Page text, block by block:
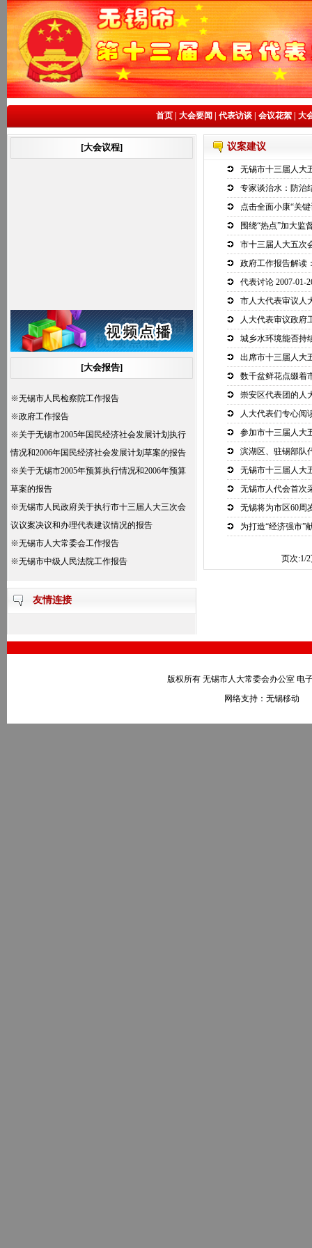
首页 大会要闻 代表访谈 会议花絮 大
[大会议程]
[大会报告]
※无锡市人民检察院工作报告
※政府工作报告
※关于无锡市2005年国民经济社会发展计划执行
情况和2006年国民经济社会发展计划草案的报告
※关于无锡市2005年预算执行情况和2006年预算
草案的报告
※无锡市人民政府关于执行市十三届人大三次会
议议案决议和办理代表建议情况的报告
※无锡市人大常委会工作报告
※无锡市中级人民法院工作报告
友情连接
议案建议
无锡市十三届人大
专家谈治水：防治
点击全面小康“关
围绕“热点”加大监
市十三届人大五次
政府工作报告解读
代表讨论2007-01-
市人大代表审议人
人大代表审议政府
城乡水环境能否持
出席市十三届人大
数千盆鲜花点缀着
崇安区代表团的人
人大代表们专心阅
参加市十三届人大
滨湖区、驻锡部队
无锡市十三届人大
无锡市人代会首次
无锡将为市区60周
为打造“经济强市”
页次:1/2
版权所有 无锡市人大常委会办公室 电
网络支持：无锡移动